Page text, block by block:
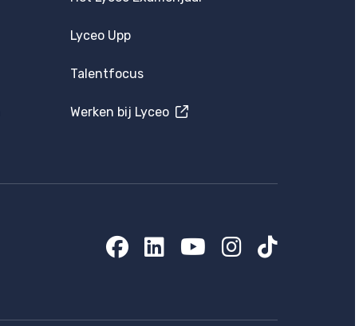
Lyceo Upp
Talentfocus
Werken bij Lyceo
Facebook
LinkedIn
YouTube
Instagram
TikTok